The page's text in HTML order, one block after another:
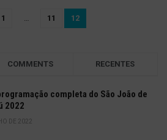
1 … 11 12
COMMENTS RECENTES
completa do São João de
2022
DE 2022